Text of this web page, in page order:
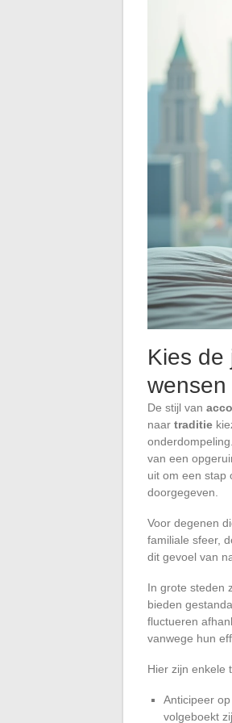
Kies de
De stijl van
naar traditie
van een
uit om een stap
doorgegeven.
Voor degenen
familiale sfeer,
dit gevoel van
In grote steden
bieden
fluctueren
vanwege hun
Hier zijn enkele
Anticipeer
volgeboekt